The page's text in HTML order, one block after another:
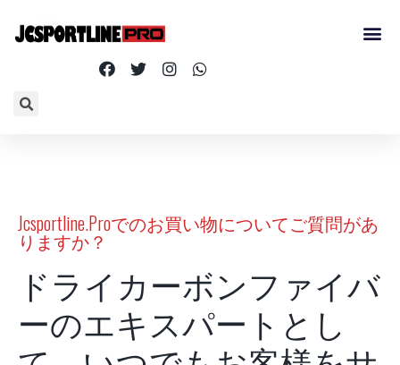
Jcsportline.Proでのお買い物についてご質問があ
りますか？
ドライカーボンファイバ
ーのエキスパートとし